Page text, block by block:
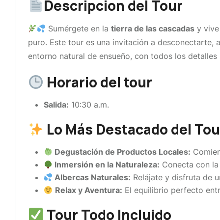
Descripcion del Tour
Sumérgete en latierra de las cascadas y
puro. Este tour es una invitación a desconectarte,
entorno natural de ensueño, con todos los detalles
Horario del tour
Salida: 10:30 a.m.
Lo Más Destacado del
Degustación de Productos Locales:
Inmersión en la Naturaleza: Conecta con
Albercas Naturales: Relájate y disfruta de
Relax y Aventura: El equilibrio perfecto
Tour Todo Incluido